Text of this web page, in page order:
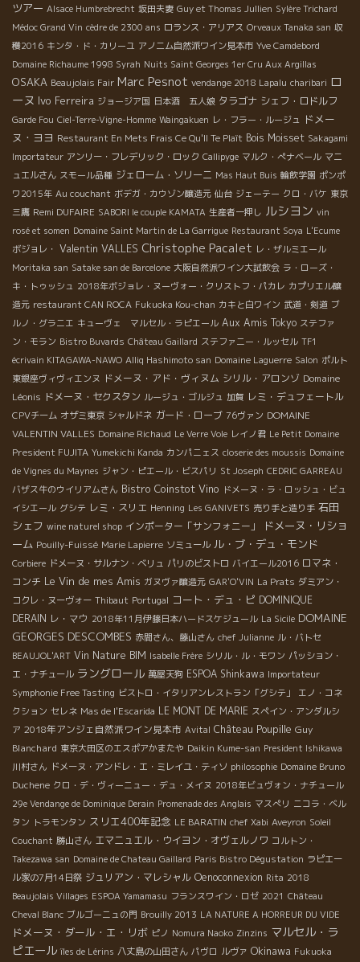
ツアー Alsace Humbrebrecht 坂田夫妻 Guy et Thomas Jullien Sylère Trichard
Médoc Grand Vin cèdre de 2300 ans ロランス・アリアス Orveaux Tanaka san 収
穫2016 キンタ・ド・カリーユ アノニム自然派ワイン見本市 Yve Camdebord
Domaine Richaume 1998 Syrah Nuits Saint Georges 1er Cru Aux Argillas
OSAKA Beaujolais Fair Marc Pesnot vendange 2018 Lapalu charibari ロ
ーヌ Ivo Ferreira ジョージア国 日本酒 五人娘 タラゴナ シェフ・ロドルフ
Garde Fou Ciel-Terre-Vigne-Homme Waingakuen レ・フラー・ルージュ ドメー
ヌ・ヨヨ Restaurant En Mets Frais Ce Qu'Il Te Plaît Bois Moisset Sakagami
Importateur アンリー・フレデリック・ロック Callipyge マルク・ぺナベール マニ
ュエルさん スモール品種 ジェローム・ソリーニ Mas Haut Buis 輪飲学園 ポンポ
ワ2015年 Au couchant ボデガ・カウゾン醸造元 仙台 ジェーテー クロ・バケ 東京
三鷹 Remi DUFAIRE SABORI le couple KAMATA 生産者一押し ルシヨン vin
rosé et somen Domaine Saint Martin de La Garrigue Restaurant Soya L'Ecume
ボジョレ・ Valentin VALLES Christophe Pacalet レ・ザルミエール
Moritaka san Satake san de Barcelone 大阪自然派ワイン大試飲会 ラ・ローズ・
キ・トゥッシュ 2018年ボジョレ・ヌーヴォー・クリストフ・パカレ カプリエル醸
造元 restaurant CAN ROCA Fukuoka Kou-chan カキと白ワイン 武道・剣道 ブ
ルノ・グラニエ キューヴェ マルセル・ラピエール Aux Amis Tokyo ステファ
ン・モラン Bistro Buvards Château Gaillard ステファニー・ルッセル TF1
écrivain KITAGAWA-NAWO Alliq Hashimoto san Domaine Laguerre Salon ポルト
東銀座ヴィヴィエンヌ ドメーヌ・アド・ヴィヌム シリル・アロンゾ Domaine
Léonis ドメーヌ・セクスタン ルージュ・ゴルジュ 加賀 レミ・デュフェートル
CPVチーム オザミ東京 シャルドネ ガード・ローブ 76ヴァン DOMAINE
VALENTIN VALLES Domaine Richaud Le Verre Vole レイノ君 Le Petit Domaine
President FUJITA Yumekichi Kanda カンパニェス closerie des moussis Domaine
de Vignes du Maynes ジャン・ピエール・ビスパリ St Joseph CEDRIC GARREAU
バザス牛のウイリアムさん Bistro Coinstot Vino ドメーヌ・ラ・ロッシュ・ビュ
イシエール グシテ レミ・スリエ Henning Les GANIVETS 売り手と造り手 石田
シェフ wine naturel shop インポーター「サンフォニー」
ドメーヌ・リショ
ーム Pouilly-Fuissé Marie Lapierre ソミュール ル・ブ・デュ・モンド
Corbiere ドメーヌ・サルナン・ベリュ パリのビストロ バイエール2016 ロマネ・
コンチ Le Vin de mes Amis ガヌヴァ醸造元 GAR'O'VIN La Prats ダミアン・
コクレ・ヌーヴォー Thibaut Portugal コート・デュ・ピ DOMINIQUE
DERAIN レ・マウ 2018年11月伊藤日本ハードスケジュール La Sicile DOMAINE
GEORGES DESCOMBES 赤間さん、藤山さん chef Julianne ル・バトセ
BEAUJOL'ART Vin Nature BIM Isabelle Frère シリル・ル・モワン パッション・
エ・ナチュール ラングロール 萬屋天狗 ESPOA Shinkawa Importateur
Symphonie Free Tasting ビストロ・イタリアンレストラン「グシテ」
エノ・コネ
クション セレネ Mas de l'Escarida LE MONT DE MARIE スペイン・アンダルシ
ア 2018年アンジェ自然派ワイン見本市 Avital Château Poupille Guy
Blanchard 東京大田区のエスポアかまたや Daikin Kume-san President Ishikawa
川村さん ドメーヌ・アンドレ・エ・ミレイユ・ティソ philosophie Domaine Bruno
Duchene クロ・デ・ヴィーニュー・デュ・メイヌ 2018年ビュヴォン・ナチュール
29e Vendange de Dominique Derain Promenade des Anglais マスぺリ ニコラ・ベル
タン トラモンタン スリエ400年記念 LE BARATIN chef Xabi Aveyron Soleil
Couchant 勝山さん エマニュエル・ウイヨン・オヴェルノワ コルトン・
Takezawa san Domaine de Chateau Gaillard Paris Bistro Dégustation ラピエー
ル家の7月14日祭 ジュリアン・マレシャル Oenoconnexion Rita 2018
Beaujolais Villages ESPOA Yamamasu フランスワイン・ロゼ 2021 Château
Cheval Blanc ブルゴーニュの門 Brouilly 2013 LA NATURE A HORREUR DU VIDE
ドメーヌ・ダール・エ・リボ ピノ Nomura Naoko Zinzins マルセル・ラ
ピエール îles de Lérins 八丈島の山田さん パヴロ ルヴァ Okinawa Fukuoka